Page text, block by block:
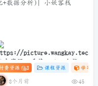
# 设计 # 自媒体 # 账号运营
克资源：千锋Python全栈开
实战教程(爬虫+办公自动化
据分析)
费资源 3 课程资源 学习资
3个月前 45